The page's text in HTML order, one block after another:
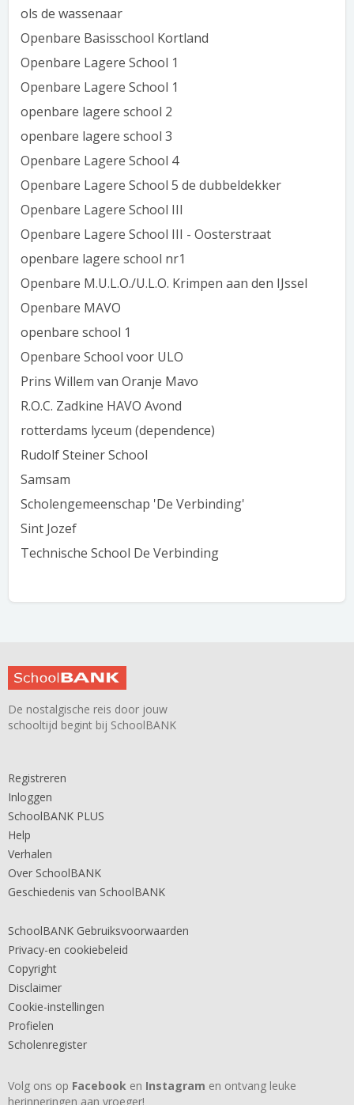
ols de wassenaar
Openbare Basisschool Kortland
Openbare Lagere School 1
Openbare Lagere School 1
openbare lagere school 2
openbare lagere school 3
Openbare Lagere School 4
Openbare Lagere School 5 de dubbeldekker
Openbare Lagere School III
Openbare Lagere School III - Oosterstraat
openbare lagere school nr1
Openbare M.U.L.O./U.L.O. Krimpen aan den IJssel
Openbare MAVO
openbare school 1
Openbare School voor ULO
Prins Willem van Oranje Mavo
R.O.C. Zadkine HAVO Avond
rotterdams lyceum (dependence)
Rudolf Steiner School
Samsam
Scholengemeenschap 'De Verbinding'
Sint Jozef
Technische School De Verbinding
De nostalgische reis door jouw
schooltijd begint bij SchoolBANK
Registreren
Inloggen
SchoolBANK PLUS
Help
Verhalen
Over SchoolBANK
Geschiedenis van SchoolBANK
SchoolBANK Gebruiksvoorwaarden
Privacy-en cookiebeleid
Copyright
Disclaimer
Cookie-instellingen
Profielen
Scholenregister
Volg ons op Facebook en Instagram en ontvang leuke
herinneringen aan vroeger!